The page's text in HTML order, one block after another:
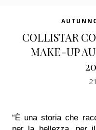
COLLISTAR
MAKE-UP
“È una storia che